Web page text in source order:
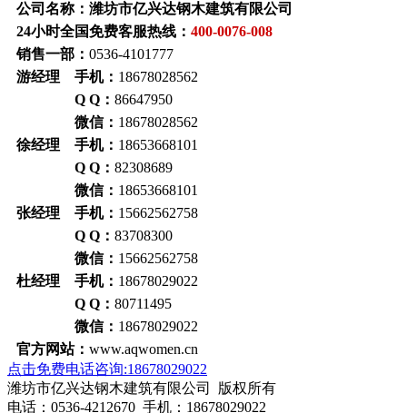
公司名称：潍坊市亿兴达钢木建筑有限公司
24小时全国免费客服热线： 400-0076-008
销售一部： 0536-4101777
游经理 手机： 18678028562
Q Q： 86647950
微信： 18678028562
徐经理 手机： 18653668101
Q Q： 82308689
微信： 18653668101
张经理 手机： 15662562758
Q Q： 83708300
微信： 15662562758
杜经理 手机： 18678029022
Q Q： 80711495
微信： 18678029022
官方网站： www.aqwomen.cn
点击免费电话咨询:18678029022
潍坊市亿兴达钢木建筑有限公司 版权所有
电话：0536-4212670 手机：18678029022